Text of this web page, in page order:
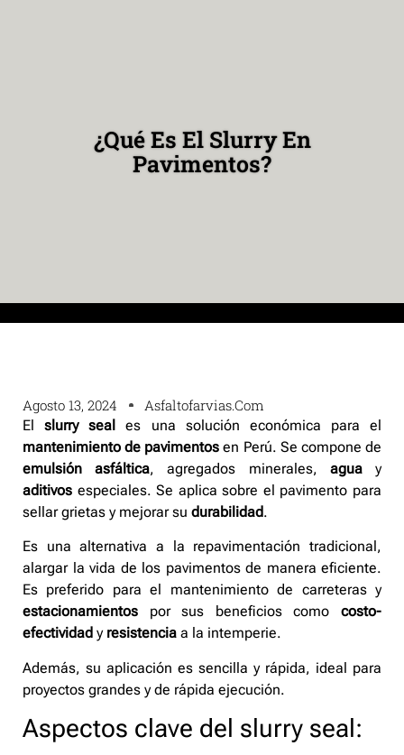
¿Qué Es El Slurry En
Pavimentos?
Agosto 13, 2024 Asfaltofarvias.com
Elslurry seal es una solución económica para el
mantenimiento de pavimentos en Perú. Se compone de
emulsión asfáltica, agregados minerales, aguay
aditivos especiales. Se aplica sobre el pavimento para
sellar grietas y mejorar su durabilidad.
Es una alternativa a la repavimentación tradicional,
alargar la vida de los pavimentos de manera eficiente.
Es preferido para el mantenimiento de carreteras y
estacionamientos por sus beneficios como costo-
efectividad y resistencia a la intemperie.
Además, su aplicación es sencilla y rápida, ideal para
proyectos grandes y de rápida ejecución.
Aspectos clave del slurry seal: